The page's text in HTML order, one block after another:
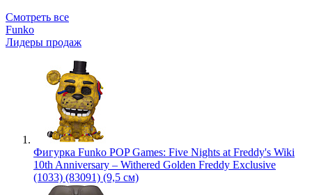
Смотреть все
Funko
Лидеры продаж
Фигурка Funko POP Games: Five Nights at Freddy's Wiki
10th Anniversary – Withered Golden Freddy Exclusive
(1033) (83091) (9,5 см)